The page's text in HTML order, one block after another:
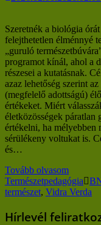
Szeretnék a biológia
felejthetetlen élménnyé
„guruló
programot kínál, ahol a
részesei a kutatásnak.
azaz lehetőség szerint
(megfelelő adottságú)
értékeket. Miért
életközösségek páratlan
értékelni, ha mélyebben
sérülékeny voltukat is.
és…
Tovább olvasom
Természetpedagógia
természet, Vidra Verda
Hírlevél